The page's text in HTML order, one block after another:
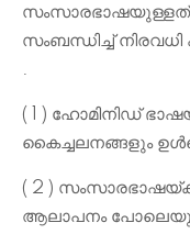
സംബന്ധിച്ച്
.
( 1 ) ഹോമിനിഡ്
കൈച്ചലനങ്ങളും
( 2 )
ആലാപനം